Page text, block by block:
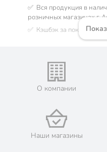
✅ Вся продукция в
розничных магазинах г.
✅ Кэшбэк за покупку до
О компании
Наши магазины